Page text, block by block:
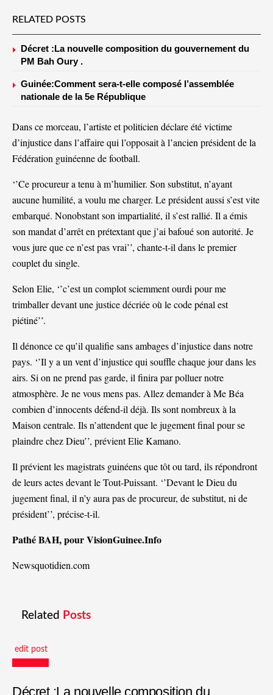
RELATED POSTS
Décret :La nouvelle composition du gouvernement du
PM Bah Oury .
Guinée:Comment sera-t-elle composé l’assemblée
nationale de la 5e République
Dans ce morceau, l’artiste et politicien déclare été victime
d’injustice dans l’affaire qui l’opposait à l’ancien président de la
Fédération guinéenne de football.
‘’Ce procureur a tenu à m’humilier. Son substitut, n’ayant
aucune humilité, a voulu me charger. Le président aussi s’est vite
embarqué. Nonobstant son impartialité, il s’est rallié. Il a émis
son mandat d’arrêt en prétextant que j’ai bafoué son autorité. Je
vous jure que ce n’est pas vrai’’, chante-t-il dans le premier
couplet du single.
Selon Elie, ‘’c’est un complot sciemment ourdi pour me
trimballer devant une justice décriée où le code pénal est
piétiné’’.
Il dénonce ce qu’il qualifie sans ambages d’injustice dans notre
pays. ‘’Il y a un vent d’injustice qui souffle chaque jour dans les
airs. Si on ne prend pas garde, il finira par polluer notre
atmosphère. Je ne vous mens pas. Allez demander à Me Béa
combien d’innocents défend-il déjà. Ils sont nombreux à la
Maison centrale. Ils n’attendent que le jugement final pour se
plaindre chez Dieu’’, prévient Elie Kamano.
Il prévient les magistrats guinéens que tôt ou tard, ils répondront
de leurs actes devant le Tout-Puissant. ‘’Devant le Dieu du
jugement final, il n’y aura pas de procureur, de substitut, ni de
président’’, précise-t-il.
Pathé BAH, pour VisionGuinee.Info
Newsquotidien.com
Related Posts
edit post
Décret :La nouvelle composition du